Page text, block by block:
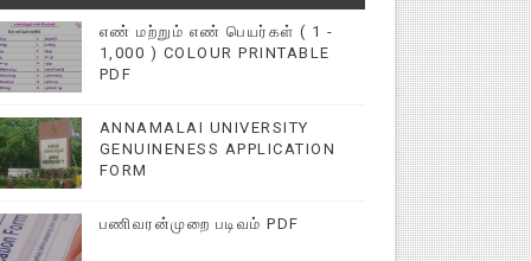
எண் மற்றும் எண் பெயர்கள் ( 1 -
1,000 ) COLOUR PRINTABLE
PDF
ANNAMALAI UNIVERSITY
GENUINENESS APPLICATION
FORM
பணிவரன்முறை படிவம் PDF